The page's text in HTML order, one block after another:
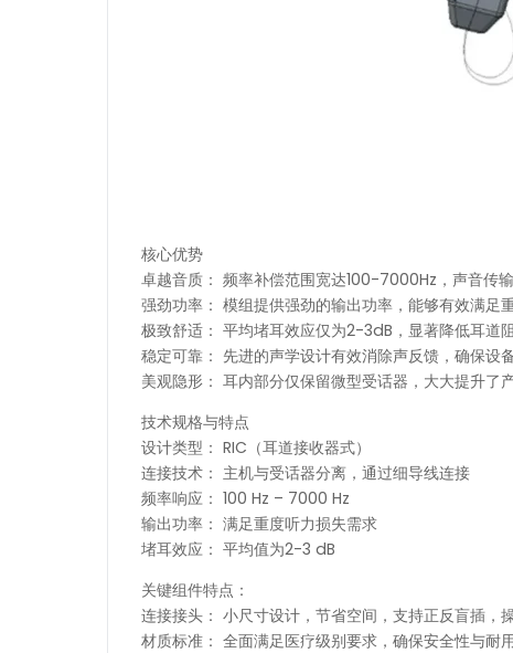
核心优势
卓越音质： 频率补偿范围宽达100-7000Hz，声音传
强劲功率： 模组提供强劲的输出功率，能够有效满足
极致舒适： 平均堵耳效应仅为2-3dB，显著降低耳道
稳定可靠： 先进的声学设计有效消除声反馈，确保设
美观隐形： 耳内部分仅保留微型受话器，大大提升了
技术规格与特点
设计类型： RIC（耳道接收器式）
连接技术： 主机与受话器分离，通过细导线连接
频率响应： 100 Hz – 7000 Hz
输出功率： 满足重度听力损失需求
堵耳效应： 平均值为2-3 dB
关键组件特点：
连接接头： 小尺寸设计，节省空间，支持正反盲插，操
材质标准： 全面满足医疗级别要求，确保安全性与耐用